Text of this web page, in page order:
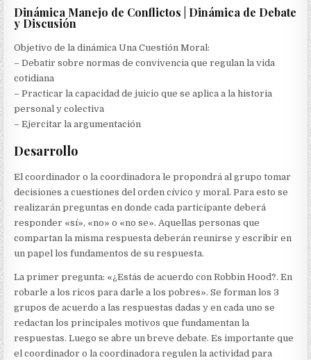
Dinámica Manejo de Conflictos | Dinámica de Debate
y Discusión
Objetivo de la dinámica Una Cuestión Moral:
– Debatir sobre normas de convivencia que regulan la vida
cotidiana
– Practicar la capacidad de juicio que se aplica a la historia
personal y colectiva
– Ejercitar la argumentación
Desarrollo
El coordinador o la coordinadora le propondrá al grupo tomar
decisiones a cuestiones del orden cívico y moral. Para esto se
realizarán preguntas en donde cada participante deberá
responder «sí», «no» o «no se». Aquellas personas que
compartan la misma respuesta deberán reunirse y escribir en
un papel los fundamentos de su respuesta.
La primer pregunta: «¿Estás de acuerdo con Robbin Hood?. En
robarle a los ricos para darle a los pobres». Se forman los 3
grupos de acuerdo a las respuestas dadas y en cada uno se
redactan los principales motivos que fundamentan la
respuestas. Luego se abre un breve debate. Es importante que
el coordinador o la coordinadora regulen la actividad para